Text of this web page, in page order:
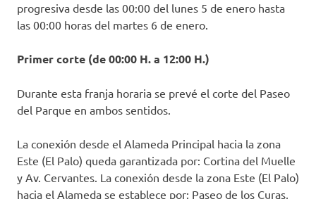
progresiva desde las 00:00 del lunes 5 de enero hasta
las 00:00 horas del martes 6 de enero.
Primer corte (de 00:00 H. a 12:00 H.)
Durante esta franja horaria se prevé el corte del Paseo
del Parque en ambos sentidos.
La conexión desde el Alameda Principal hacia la zona
Este (El Palo) queda garantizada por: Cortina del Muelle
y Av. Cervantes. La conexión desde la zona Este (El Palo)
hacia el Alameda se establece por: Paseo de los Curas,